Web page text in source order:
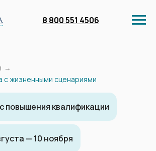
Личный кабинет
8 800 551 4506
→
с жизненными сценариями
повышения квалификации
— 10 ноября